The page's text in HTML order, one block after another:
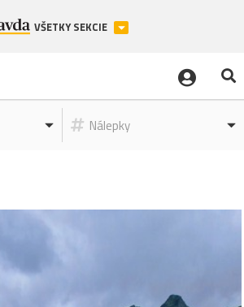
VŠETKY SEKCIE
Nálepky